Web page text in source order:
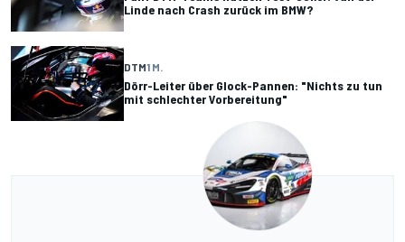
Linde nach Crash zurück im BMW?
DTM1 M.
Dörr-Leiter über Glock-Pannen: "Nichts zu tun
mit schlechter Vorbereitung"